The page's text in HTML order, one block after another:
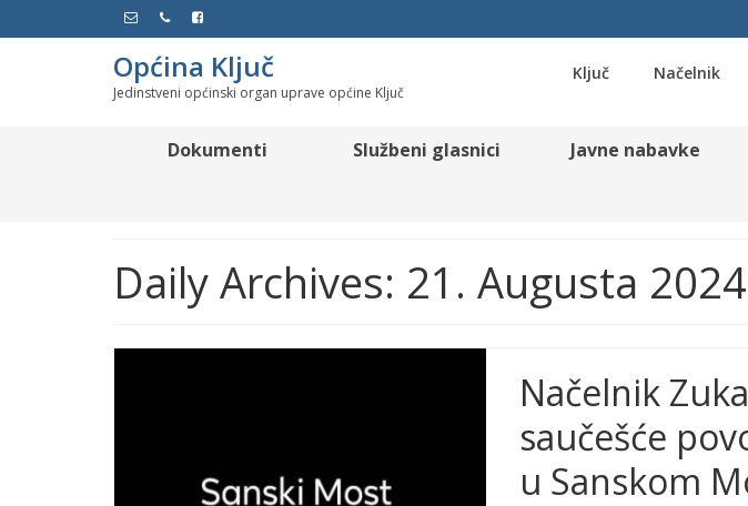
Općina Ključ
Jedinstveni općinski organ uprave općine Ključ
Ključ Načelnik
Dokumenti Službeni glasnici Javne nabavke
Daily Archives: 21. Augusta
Načelnik
saučešće
u Sanskom